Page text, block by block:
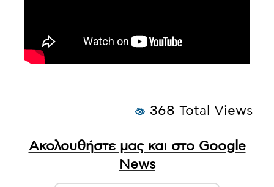
368 Total Views
Ακολουθήστε μας και στο Google
News